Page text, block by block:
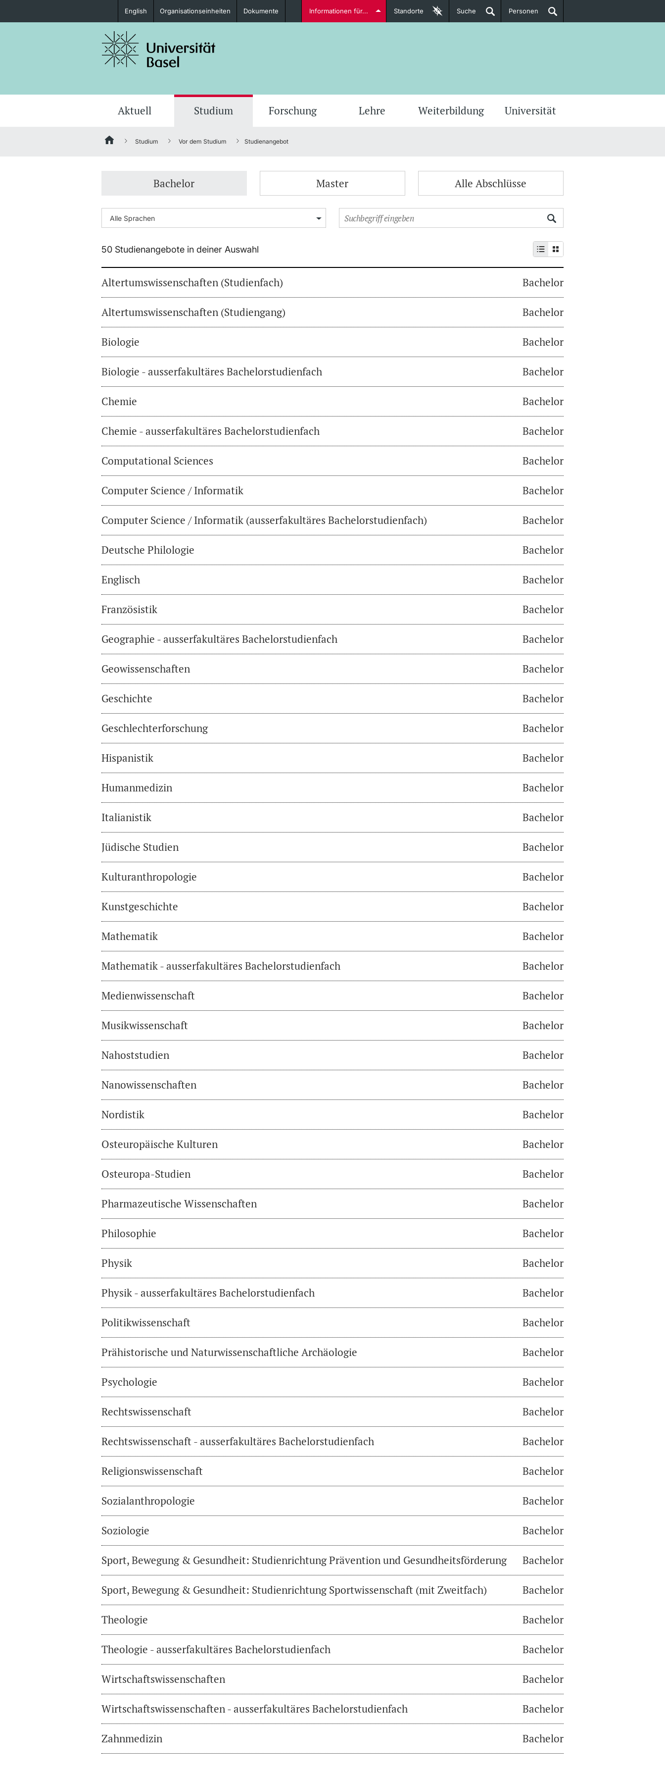
Studieninteressierte
Fördernde & Alumni
weitere Informationen weitere Informationen
English Organisationseinheiten Dokumente Informationen für... Standorte Suche Personen
Aktuell Studium Forschung Lehre Weiterbildung Universität
Studium Vor dem Studium Studienangebot
Bachelor Master Alle Abschlüsse
50 Studienangebote in deiner Auswahl
Altertumswissenschaften (Studienfach) Bachelor
Altertumswissenschaften (Studiengang) Bachelor
Biologie Bachelor
Biologie - ausserfakultäres Bachelorstudienfach Bachelor
Chemie Bachelor
Chemie - ausserfakultäres Bachelorstudienfach Bachelor
Computational Sciences Bachelor
Computer Science / Informatik Bachelor
Computer Science / Informatik (ausserfakultäres Bachelorstudienfach) Bachelor
Deutsche Philologie Bachelor
Englisch Bachelor
Französistik Bachelor
Geographie - ausserfakultäres Bachelorstudienfach Bachelor
Geowissenschaften Bachelor
Geschichte Bachelor
Geschlechterforschung Bachelor
Hispanistik Bachelor
Humanmedizin Bachelor
Italianistik Bachelor
Jüdische Studien Bachelor
Kulturanthropologie Bachelor
Kunstgeschichte Bachelor
Mathematik Bachelor
Mathematik - ausserfakultäres Bachelorstudienfach Bachelor
Medienwissenschaft Bachelor
Musikwissenschaft Bachelor
Nahoststudien Bachelor
Nanowissenschaften Bachelor
Nordistik Bachelor
Osteuropäische Kulturen Bachelor
Osteuropa-Studien Bachelor
Pharmazeutische Wissenschaften Bachelor
Philosophie Bachelor
Physik Bachelor
Physik - ausserfakultäres Bachelorstudienfach Bachelor
Politikwissenschaft Bachelor
Prähistorische und Naturwissenschaftliche Archäologie Bachelor
Psychologie Bachelor
Rechtswissenschaft Bachelor
Rechtswissenschaft - ausserfakultäres Bachelorstudienfach Bachelor
Religionswissenschaft Bachelor
Sozialanthropologie Bachelor
Soziologie Bachelor
Sport, Bewegung & Gesundheit: Studienrichtung Prävention und Gesundheitsförderung Bachelor
Sport, Bewegung & Gesundheit: Studienrichtung Sportwissenschaft (mit Zweitfach) Bachelor
Theologie Bachelor
Theologie - ausserfakultäres Bachelorstudienfach Bachelor
Wirtschaftswissenschaften Bachelor
Wirtschaftswissenschaften - ausserfakultäres Bachelorstudienfach Bachelor
Zahnmedizin Bachelor